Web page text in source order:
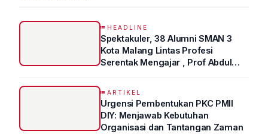
HEADLINE
Spektakuler, 38 Alumni SMAN 3
Kota Malang Lintas Profesi
Serentak Mengajar , Prof Abdul
ARTIKEL
Urgensi Pembentukan PKC PMII
DIY: Menjawab Kebutuhan
Organisasi dan Tantangan Zaman